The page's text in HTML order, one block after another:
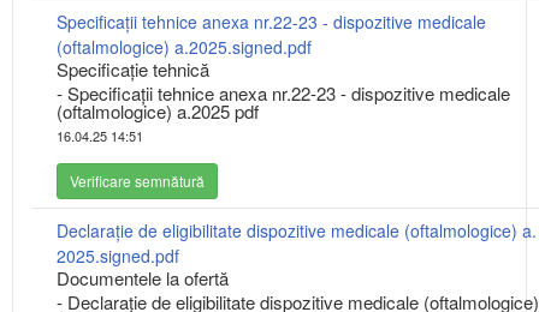
Specificații tehnice anexa nr.22-23 - dispozitive medicale
(oftalmologice) a.2025.signed.pdf
Specificaţie tehnică
- Specificații tehnice anexa nr.22-23 - dispozitive medicale
(oftalmologice) a.2025 pdf
16.04.25 14:51
Verificare semnătură
Declarație de eligibilitate dispozitive medicale (oftalmologice) a.
2025.signed.pdf
Documentele la ofertă
- Declarație de eligibilitate dispozitive medicale